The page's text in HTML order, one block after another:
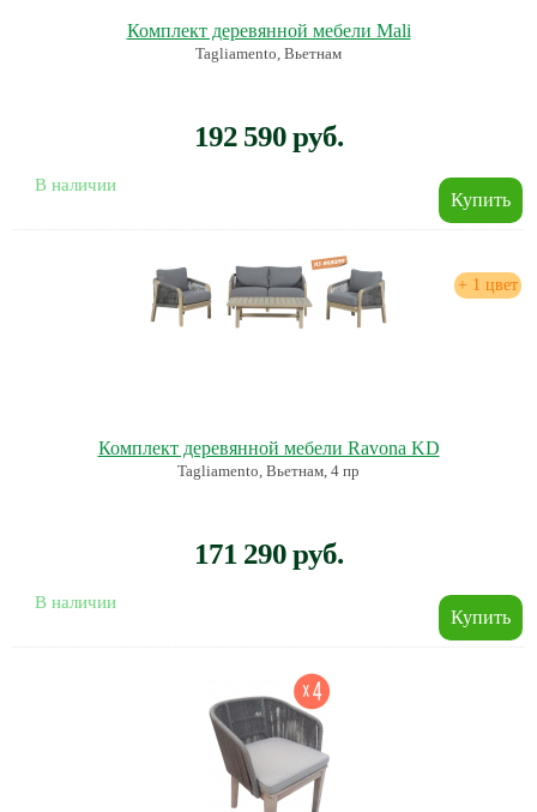
Комплект деревянной мебели Mali
Tagliamento, Вьетнам
192 590 руб.
В наличии
+ 1 цвет
Комплект деревянной мебели Ravona KD
Tagliamento, Вьетнам, 4 пр
171 290 руб.
В наличии